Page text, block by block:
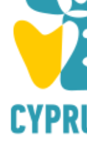
You are here:Home
» YFALOS
YFALOS